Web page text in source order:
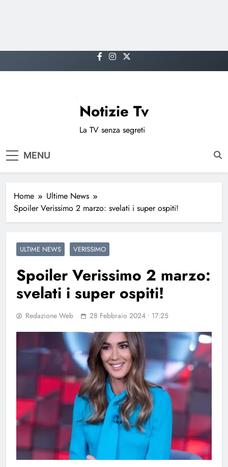
to
Notizie Tv
La TV senza segreti
MENU
Home
Ultime News
Spoiler Verissimo 2 marzo: svelati i super ospiti!
ULTIME NEWS VERISSIMO
Spoiler Verissimo 2 marzo:
svelati i super ospiti!
Redazione Web 28 Febbraio 2024 • 17:25